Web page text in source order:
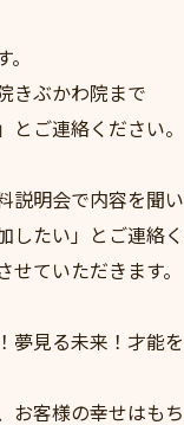
きぶかわ院まで
とご連絡ください。
説明会で内容を聞
したい」とご連絡く
せていただきます。
夢見る未来！才能を
お客様の幸せはも